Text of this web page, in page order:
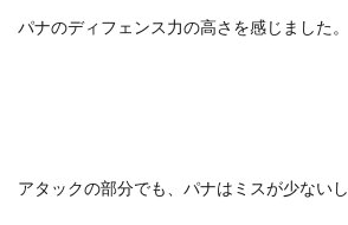
パナのディフェンス力の高さを感じました。
アタックの部分でも、パナはミスが少ないし